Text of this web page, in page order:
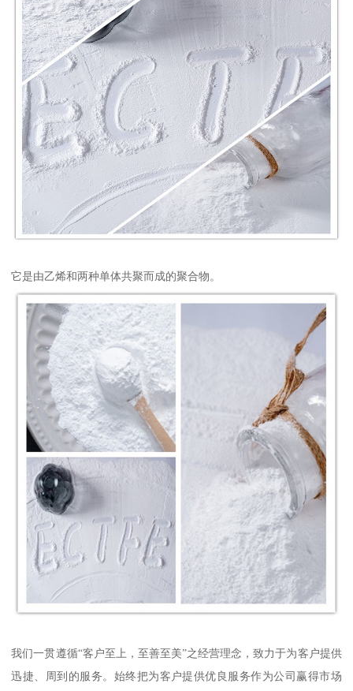
它是由乙烯和两种单体共聚而成的聚合物。
我们一贯遵循“客户至上，至善至美”之经营理念，致力于为客户提供
迅捷、周到的服务。始终把为客户提供优良服务作为公司赢得市场